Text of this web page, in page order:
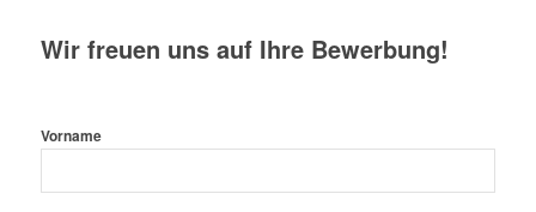
Wir freuen uns auf Ihre Bewerbung!
Vorname